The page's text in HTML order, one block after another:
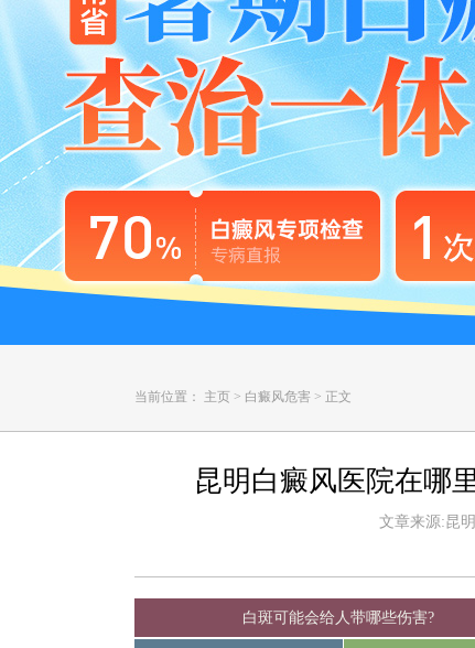
当前位置： 主页 > 白癜风危害 > 正文
昆明白癜风医院在哪
文章来源:昆
白斑可能会给人带哪些伤害?